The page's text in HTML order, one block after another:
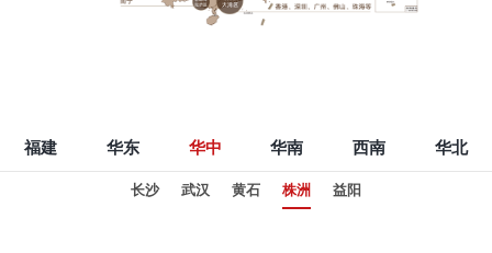
福建 华东 华中 华南 西南 华北
长沙 武汉 黄石 株洲 益阳